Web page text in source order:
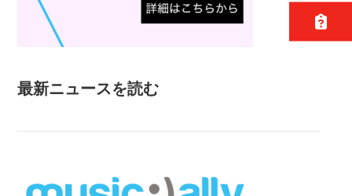
最新ニュースを読む